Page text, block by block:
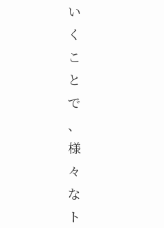
い
く
こ
と
で
、
様
々
な
ト